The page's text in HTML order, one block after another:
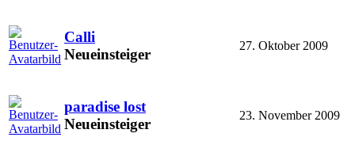
Calli
Neueinsteiger
27. Oktober 2009
paradise lost
Neueinsteiger
23. November 2009